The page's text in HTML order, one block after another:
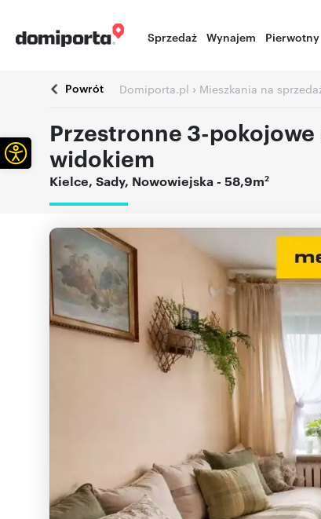
Sprzedaż Wynajem Pierwotny
Powrót Domiporta.pl › Mieszkania na
Przestronne 3-
widokiem
Kielce, Sady, Nowowiejska - 58,9m2
Otwórz pasek narzędzi